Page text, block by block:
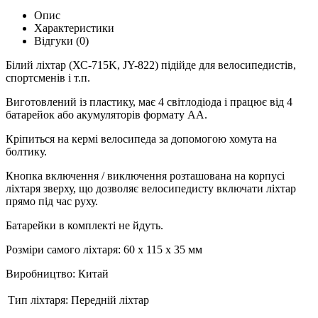
Опис
Характеристики
Відгуки (0)
Білий ліхтар (ХС-715K, JY-822) підійде для велосипедистів,
спортсменів і т.п.
Виготовлений із пластику, має 4 світлодіода і працює від 4
батарейок або акумуляторів формату AA.
Кріпиться на кермі велосипеда за допомогою хомута на
болтику.
Кнопка включення / виключення розташована на корпусі
ліхтаря зверху, що дозволяє велосипедисту включати ліхтар
прямо під час руху.
Батарейки в комплекті не йдуть.
Розміри самого ліхтаря: 60 х 115 х 35 мм
Виробництво: Китай
Тип ліхтаря: Передній ліхтар